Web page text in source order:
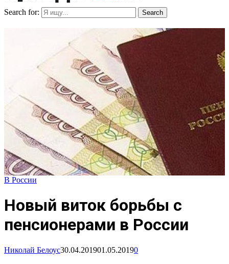
Search for: Search
В России
Новый виток борьбы с
пенсионерами в России
Николай Белоус30.04.201901.05.20190